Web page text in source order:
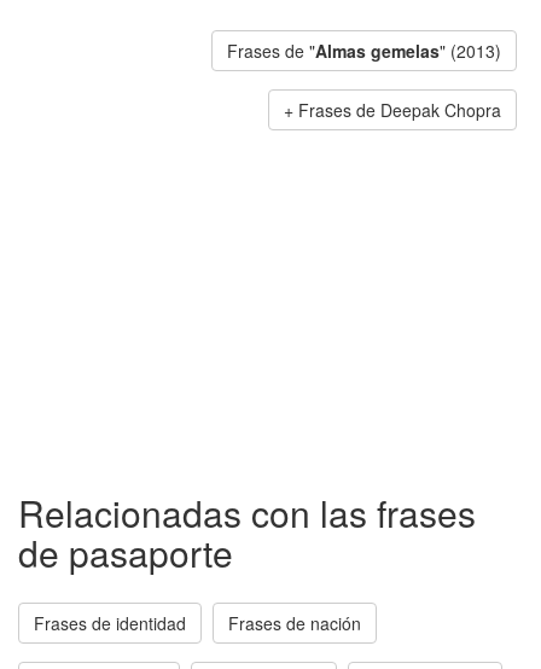
Frases de "Almas gemelas" (2013)
Frases de Deepak Chopra
Relacionadas con las frases
de pasaporte
Frases de identidad Frases de nación